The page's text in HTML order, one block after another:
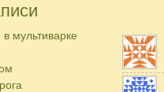
мультиварке